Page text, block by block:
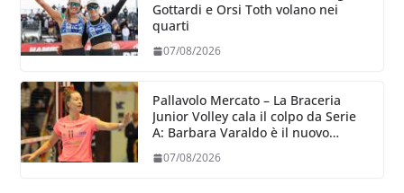
Gottardi e Orsi Toth volano nei
quarti
07/08/2026
Pallavolo Mercato – La Braceria
Junior Volley cala il colpo da Serie
A: Barbara Varaldo è il nuovo
07/08/2026